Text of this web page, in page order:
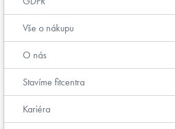
Vše o nákupu
O nás
Stavíme fitcentra
Kariéra